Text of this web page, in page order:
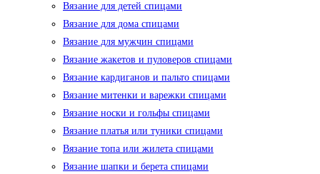
Вязание для детей спицами
Вязание для дома спицами
Вязание для мужчин спицами
Вязание жакетов и пуловеров спицами
Вязание кардиганов и пальто спицами
Вязание митенки и варежки спицами
Вязание носки и гольфы спицами
Вязание платья или туники спицами
Вязание топа или жилета спицами
Вязание шапки и берета спицами